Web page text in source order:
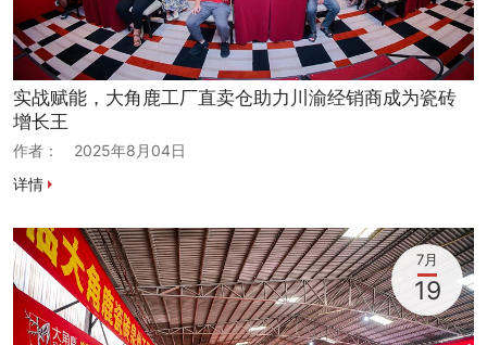
实战赋能，大角鹿工厂直卖仓助力川渝经销商成为瓷砖
增长王
作者： 2025年8月04日
详情
7月
19